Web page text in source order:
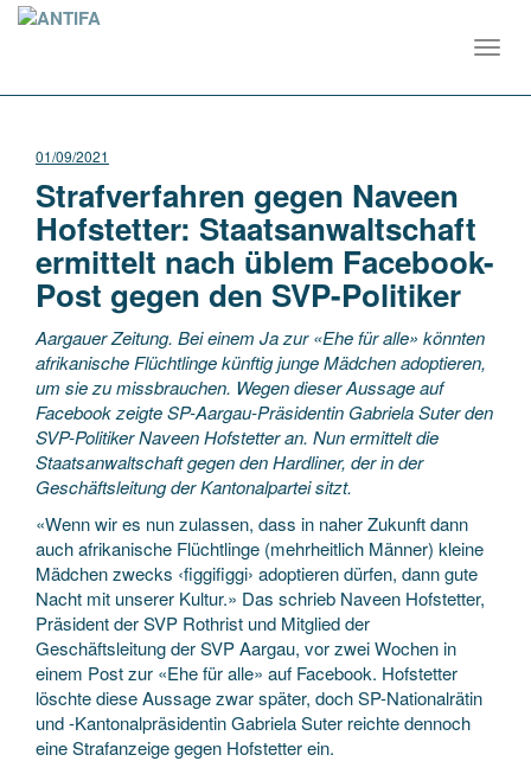
01/09/2021
Strafverfahren gegen Naveen
Hofstetter: Staatsanwaltschaft
ermittelt nach üblem Facebook-
Post gegen den SVP-Politiker
Aargauer Zeitung. Bei einem Ja zur «Ehe für alle» könnten
afrikanische Flüchtlinge künftig junge Mädchen adoptieren,
um sie zu missbrauchen. Wegen dieser Aussage auf
Facebook zeigte SP-Aargau-Präsidentin Gabriela Suter den
SVP-Politiker Naveen Hofstetter an. Nun ermittelt die
Staatsanwaltschaft gegen den Hardliner, der in der
Geschäftsleitung der Kantonalpartei sitzt.
«Wenn wir es nun zulassen, dass in naher Zukunft dann
auch afrikanische Flüchtlinge (mehrheitlich Männer) kleine
Mädchen zwecks ‹figgifiggi› adoptieren dürfen, dann gute
Nacht mit unserer Kultur.» Das schrieb Naveen Hofstetter,
Präsident der SVP Rothrist und Mitglied der
Geschäftsleitung der SVP Aargau, vor zwei Wochen in
einem Post zur «Ehe für alle» auf Facebook. Hofstetter
löschte diese Aussage zwar später, doch SP-Nationalrätin
und -Kantonalpräsidentin Gabriela Suter reichte dennoch
eine Strafanzeige gegen Hofstetter ein.